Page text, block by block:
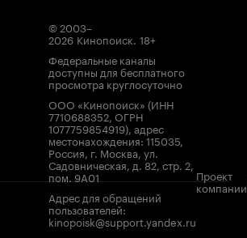
© 2003–
2026 Кинопоиск. 18+
Федеральные каналы
доступны для бесплатного
просмотра круглосуточно
ООО «Кинопоиск» (ИНН
7710688352, ОГРН
1077759854919), адрес
местонахождения: 115035,
Россия, г. Москва, ул.
Садовническая, д. 82, стр. 2,
пом. 9А01
Адрес для обращений
пользователей:
kinopoisk@support.yandex.ru
Проект
компании